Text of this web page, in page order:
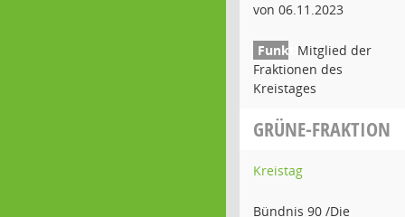
von 06.11.2023
Mitglied der
Fraktionen des
Kreistages
GRÜNE-FRAKTION
Kreistag
Bündnis 90 /Die